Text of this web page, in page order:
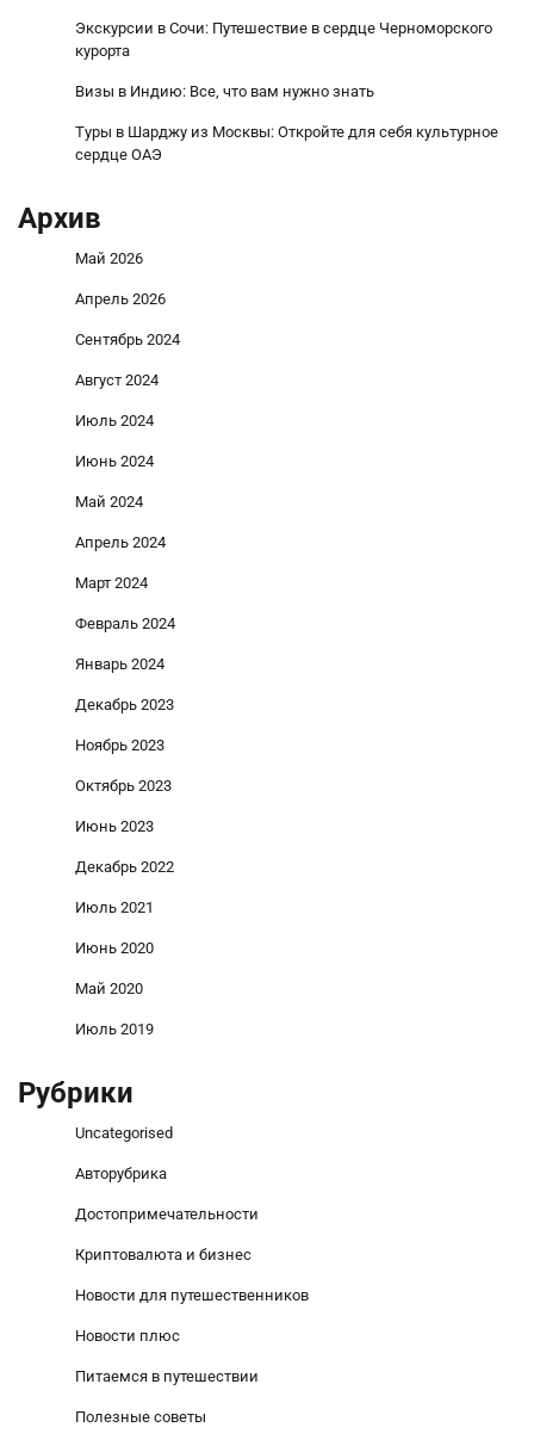
Экскурсии в Сочи: Путешествие в сердце Черноморского
курорта
Визы в Индию: Все, что вам нужно знать
Туры в Шарджу из Москвы: Откройте для себя культурное
сердце ОАЭ
Архив
Май 2026
Апрель 2026
Сентябрь 2024
Август 2024
Июль 2024
Июнь 2024
Май 2024
Апрель 2024
Март 2024
Февраль 2024
Январь 2024
Декабрь 2023
Ноябрь 2023
Октябрь 2023
Июнь 2023
Декабрь 2022
Июль 2021
Июнь 2020
Май 2020
Июль 2019
Рубрики
Uncategorised
Авторубрика
Достопримечательности
Криптовалюта и бизнес
Новости для путешественников
Новости плюс
Питаемся в путешествии
Полезные советы